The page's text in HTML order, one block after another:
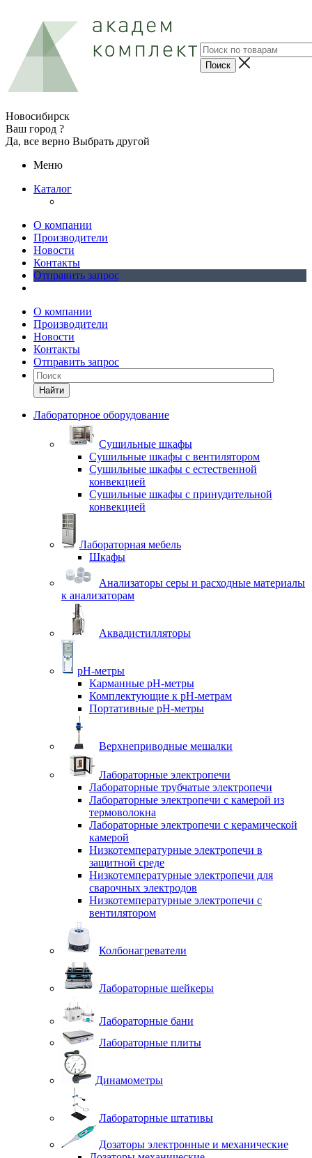
Новосибирск
Ваш город ?
Да, все верно Выбрать другой
Меню
Каталог
О компании
Производители
Новости
Контакты
Отправить запрос
О компании
Производители
Новости
Контакты
Отправить запрос
Найти
Лабораторное оборудование
Cушильные шкафы
Сушильные шкафы с вентилятором
Сушильные шкафы с естественной
конвекцией
Сушильные шкафы с принудительной
конвекцией
Лабораторная мебель
Шкафы
Анализаторы серы и расходные материалы
к анализаторам
Аквадистилляторы
pH-метры
Карманные pH-метры
Комплектующие к pH-метрам
Портативные pH-метры
Верхнеприводные мешалки
Лабораторные электропечи
Лабораторные трубчатые электропечи
Лабораторные электропечи с камерой из
термоволокна
Лабораторные электропечи с керамической
камерой
Низкотемпературные электропечи в
защитной среде
Низкотемпературные электропечи для
cварочных электродов
Низкотемпературные электропечи с
вентилятором
Колбонагреватели
Лабораторные шейкеры
Лабораторные бани
Лабораторные плиты
Динамометры
Лабораторные штативы
Дозаторы электронные и механические